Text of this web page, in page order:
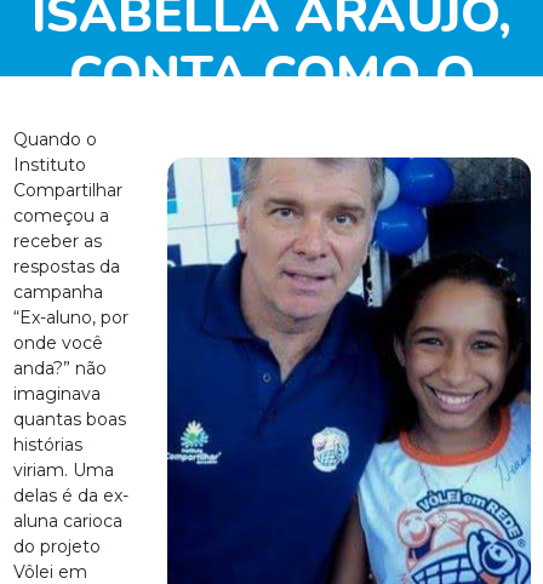
ISABELLA ARAÚJO,
CONTA COMO O
PROJETO VÔLEI EM
REDE INFLUENCIOU
SUA VIDA
Quando o
Instituto
Compartilhar
começou a
receber as
respostas da
campanha
“Ex-aluno, por
onde você
anda?” não
imaginava
quantas boas
histórias
viriam. Uma
delas é da ex-
aluna carioca
do projeto
Vôlei em